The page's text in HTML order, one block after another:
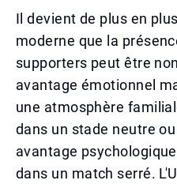
Il devient de plus en
moderne que la
supporters peut être
avantage émotionnel
une atmosphère
dans un stade neutre
avantage
dans un match serré.